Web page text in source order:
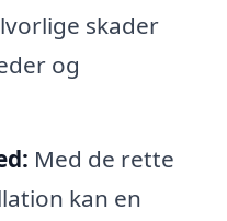
skader
og
Med de rette
kan en